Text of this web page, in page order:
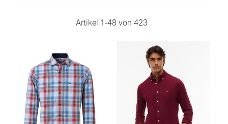
Artikel 1-48 von 423